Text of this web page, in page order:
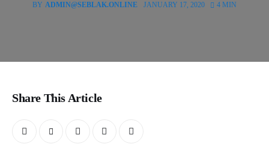
BY ADMIN@SEBLAK.ONLINE JANUARY 17, 2020 4 MIN
Share This Article